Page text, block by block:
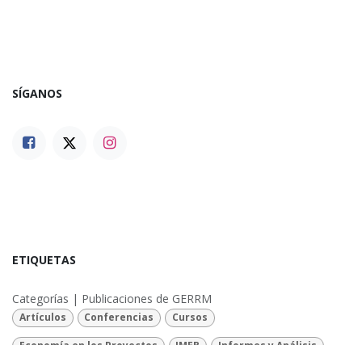
SÍGANOS
ETIQUETAS
Categorías | Publicaciones de GERRM
Artículos Conferencias Cursos